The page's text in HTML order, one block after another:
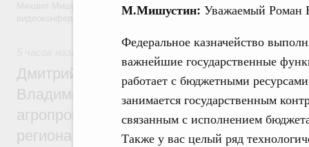
М.Мишустин: Уважаемый Роман
Федеральное казначейство
важнейшие государственные
работает с бюджетными
занимается государственным
связанным с исполнением
Также у вас целый ряд
Михаил Мишустин и члены Правительства приняли участие в
Общие вопросы агропромышленного
Дмитрий Патрушев и губернатор
Владимир Солодов обсудили развитие
агропромышленного комплекса и
региона